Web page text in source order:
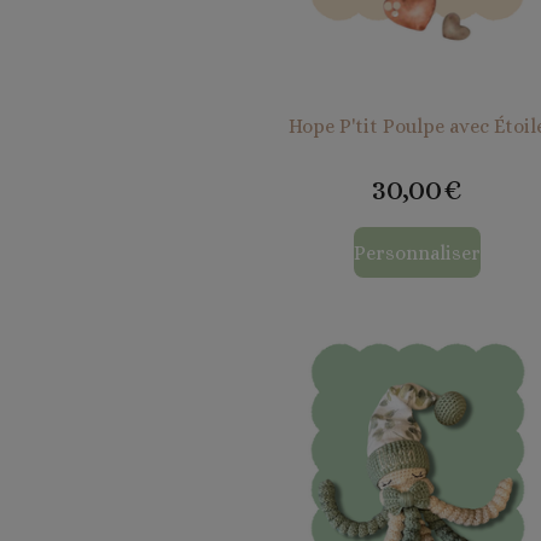
Hope P'tit Poulpe avec
30,00€
Personnaliser